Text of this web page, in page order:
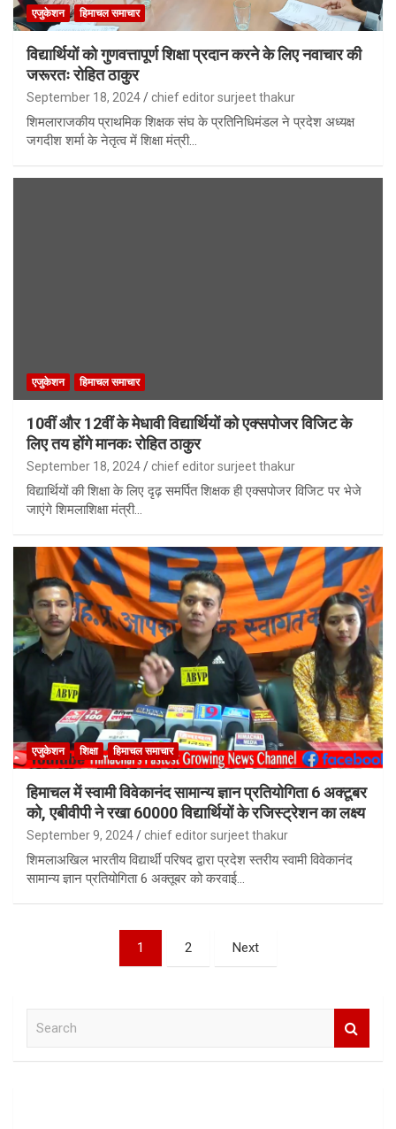
एजुकेशन हिमाचल समाचार
विद्यार्थियों को गुणवत्तापूर्ण शिक्षा प्रदान करने के लिए नवाचार की
जरूरतः रोहित ठाकुर
September 18, 2024 chief editor surjeet thakur
शिमलाराजकीय प्राथमिक शिक्षक संघ के प्रतिनिधिमंडल ने प्रदेश अध्यक्ष
जगदीश शर्मा के नेतृत्व में शिक्षा मंत्री…
एजुकेशन हिमाचल समाचार
10वीं और 12वीं के मेधावी विद्यार्थियों को एक्सपोजर विजिट के
लिए तय होंगे मानकः रोहित ठाकुर
September 18, 2024 chief editor surjeet thakur
विद्यार्थियों की शिक्षा के लिए दृढ़ समर्पित शिक्षक ही एक्सपोजर विजिट पर भेजे
जाएंगे शिमलाशिक्षा मंत्री…
एजुकेशन शिक्षा हिमाचल समाचार
हिमाचल में स्वामी विवेकानंद सामान्य ज्ञान प्रतियोगिता 6 अक्टूबर
को, एबीवीपी ने रखा 60000 विद्यार्थियों के रजिस्ट्रेशन का लक्ष्य
September 9, 2024 chief editor surjeet thakur
शिमलाअखिल भारतीय विद्यार्थी परिषद द्वारा प्रदेश स्तरीय स्वामी विवेकानंद
सामान्य ज्ञान प्रतियोगिता 6 अक्तूबर को करवाई…
1 2 Next